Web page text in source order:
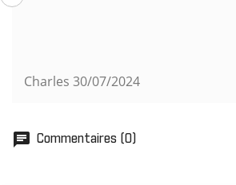
Charles 30/07/2024
chat Commentaires (0)